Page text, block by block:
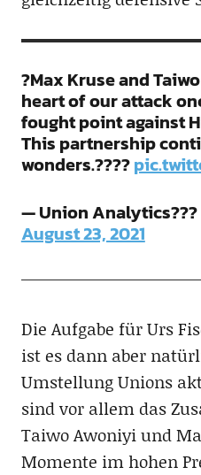
?Max Kruse and
heart of our attack
fought point against
This partnership
wonders.????
— Union
August 23, 2021
Die Aufgabe für Urs
ist es dann aber
Umstellung Unions
sind vor allem das
Taiwo Awoniyi und
Momente im hohen